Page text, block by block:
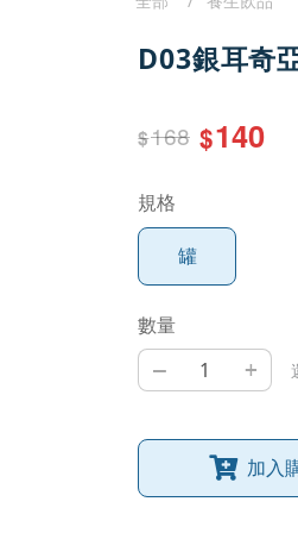
D03銀耳奇
$168 $140
規格
罐
數量
– +
加入